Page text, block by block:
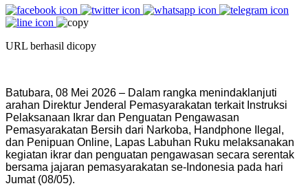
URL berhasil dicopy
Batubara, 08 Mei 2026 – Dalam rangka menindaklanjuti
arahan Direktur Jenderal Pemasyarakatan terkait Instruksi
Pelaksanaan Ikrar dan Penguatan Pengawasan
Pemasyarakatan Bersih dari Narkoba, Handphone Ilegal,
dan Penipuan Online, Lapas Labuhan Ruku melaksanakan
kegiatan ikrar dan penguatan pengawasan secara serentak
bersama jajaran pemasyarakatan se-Indonesia pada hari
Jumat (08/05).